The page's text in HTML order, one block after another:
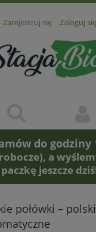
Zarejestruj się Zaloguj się
do godziny
a
paczkę jeszcze
połówki –